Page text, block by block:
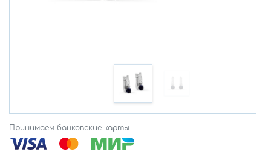
Принимаем банковские карты: